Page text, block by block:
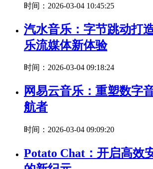
时间：2026-03-04 10:45:25
汽水音乐：字节跳动打
乐流媒体新体验
时间：2026-03-04 09:18:24
网易云音乐：重塑数字
航者
时间：2026-03-04 09:09:20
Potato Chat：开启高效